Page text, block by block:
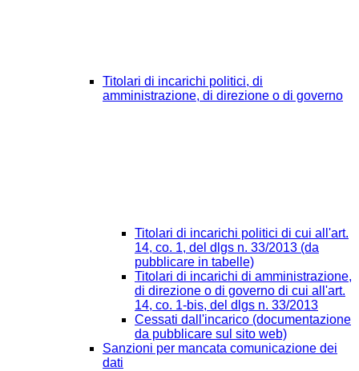
Titolari di incarichi politici, di
amministrazione, di direzione o di governo
Titolari di incarichi politici di cui all'art.
14, co. 1, del dlgs n. 33/2013 (da
pubblicare in tabelle)
Titolari di incarichi di amministrazione,
di direzione o di governo di cui all'art.
14, co. 1-bis, del dlgs n. 33/2013
Cessati dall'incarico (documentazione
da pubblicare sul sito web)
Sanzioni per mancata comunicazione dei
dati